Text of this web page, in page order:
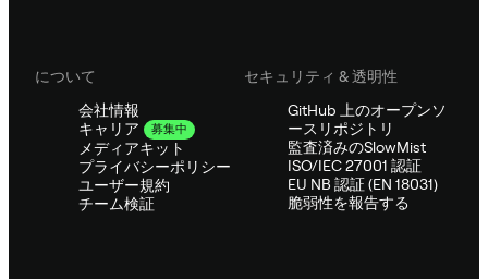
について
会社情報
キャリア
募集中
メディアキット
プライバシーポリシー
ユーザー規約
チーム検証
セキュリティ & 透明性
GitHub 上のオープンソ
ースリポジトリ
監査済みのSlowMist
ISO/IEC 27001 認証
EU NB 認証 (EN 18031)
脆弱性を報告する